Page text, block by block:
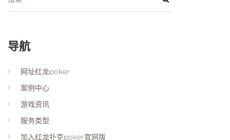
导航
网址红龙poker
案例中心
游戏资讯
服务类型
加入红龙扑克poker官网版